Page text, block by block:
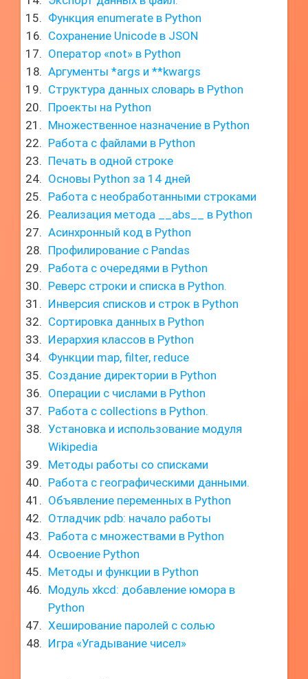
Функция enumerate в Python
Сохранение Unicode в JSON
Оператор «not» в Python
Аргументы *args и **kwargs
Структура данных словарь в Python
Проекты на Python
Множественное назначение в Python
Работа с файлами в Python
Печать в одной строке
Основы Python за 14 дней
Работа с необработанными строками
Реализация метода __abs__ в Python
Асинхронный код в Python
Профилирование с Pandas
Работа с очередями в Python
Реверс строки и списка в Python.
Инверсия списков и строк в Python
Сортировка данных в Python
Иерархия классов в Python
Функции map, filter, reduce
Создание директории в Python
Операции с числами в Python
Работа с collections в Python.
Установка и использование модуля
Wikipedia
Методы работы со списками
Работа с географическими данными.
Объявление переменных в Python
Отладчик pdb: начало работы
Работа с множествами в Python
Освоение Python
Методы и функции в Python
Модуль xkcd: добавление юмора в
Python
Хеширование паролей с солью
Игра «Угадывание чисел»